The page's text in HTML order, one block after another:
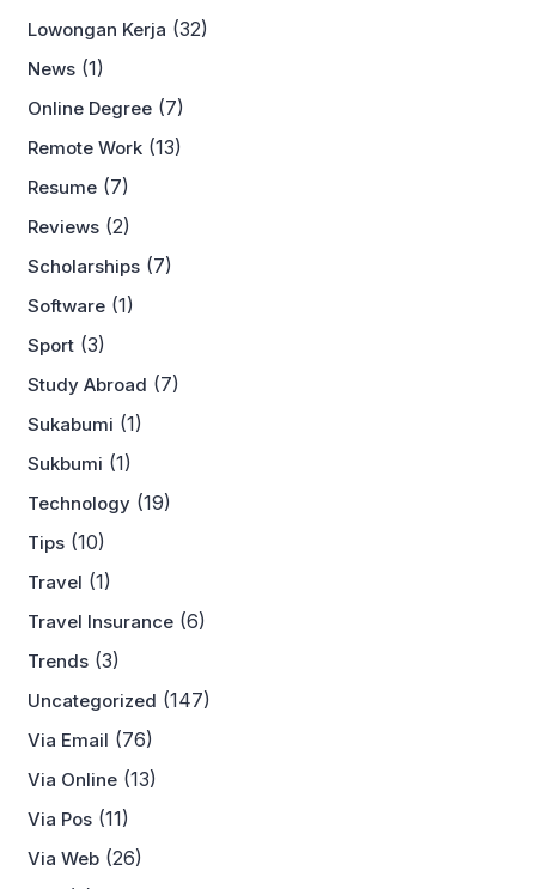
Lowongan Kerja (32)
News (1)
Online Degree (7)
Remote Work (13)
Resume (7)
Reviews (2)
Scholarships (7)
Software (1)
Sport (3)
Study Abroad (7)
Sukabumi (1)
Sukbumi (1)
Technology (19)
Tips (10)
Travel (1)
Travel Insurance (6)
Trends (3)
Uncategorized (147)
Via Email (76)
Via Online (13)
Via Pos (11)
Via Web (26)